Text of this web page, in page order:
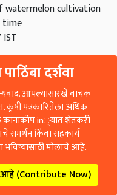
watermelon cultivation
time
IST
दर्शवा
आपल्यासारखे वाचक
कृषी पत्रकारितेला अधिक
कानाकोप in्यात शेतकरी
समर्थन किंवा सहकार्य
मोलाचे आहे.
(Contribute Now)